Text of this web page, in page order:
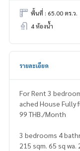
พื้นที่ : 65.00 ตร.ว.
4 ห้องน้ำ
รายละเอียด
For Rent 3
ached House Fully
99 THB./Month
3 bedrooms 4
215 sqm. 65 sq